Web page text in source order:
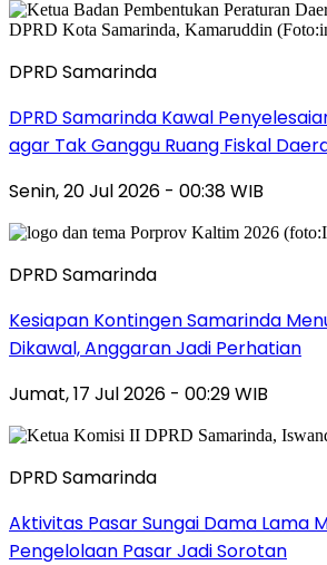
DPRD Samarinda
DPRD Samarinda Kawal
agar Tak Ganggu Ruang Fiskal
Senin, 20 Jul 2026 - 00:38 WIB
DPRD Samarinda
Kesiapan Kontingen Samarinda
Dikawal, Anggaran Jadi Perhatian
Jumat, 17 Jul 2026 - 00:29 WIB
DPRD Samarinda
Aktivitas Pasar Sungai Dama Lama
Pengelolaan Pasar Jadi Sorotan